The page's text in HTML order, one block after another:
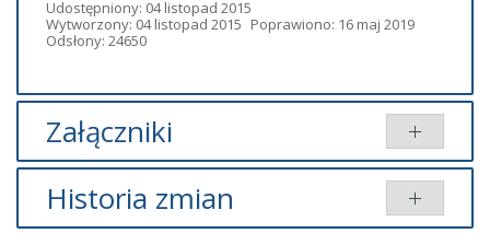
Udostępniony: 04 listopad 2015
Wytworzony: 04 listopad 2015 Poprawiono: 16 maj 2019
Odsłony: 24650
Załączniki
Brak załączników.
Historia zmian